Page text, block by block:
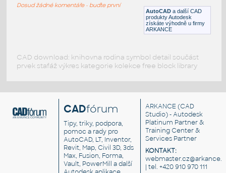
AutoCAD a další CAD
produkty Autodesk
získáte výhodně u firmy
ARKANCE
Dosud žádné komentáře - buďte první
CAD download: knihovna rodina symbol detail součást
prvek stafáž výkres kategorie kolekce free block library
CADfórum
Tipy, triky, podpora,
pomoc a rady pro
AutoCAD, LT, Inventor,
Revit, Map, Civil 3D, 3ds
Max, Fusion, Forma,
Vault, PowerMill a další
ARKANCE (CAD
Studio) - Autodesk
Platinum Partner &
Training Center &
Services Partner
KONTAKT:
| tel. +420 910 970 111